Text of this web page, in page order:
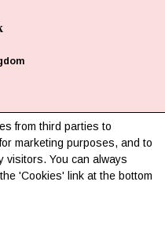
from third parties to
marketing purposes, and to
visitors. You can always
'Cookies' link at the bottom